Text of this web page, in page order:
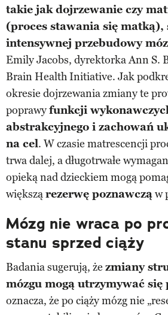
takie jak dojrzewanie czy
(proces stawania się matką),
intensywnej przebudowy
Emily Jacobs, dyrektorka Ann S.
Brain Health Initiative. Jak
okresie dojrzewania zmiany te
poprawyfunkcji
abstrakcyjnego i zachowań
na cel. W czasie matrescencji
trwa dalej, a długotrwałe
opieką nad dzieckiem mogą
większąrezerwę poznawcząw
Mózg nie wraca po
stanu sprzed ciąży
Badania sugerują, że zmiany
mózgu mogą utrzymywać się
oznacza, że po ciąży mózg nie